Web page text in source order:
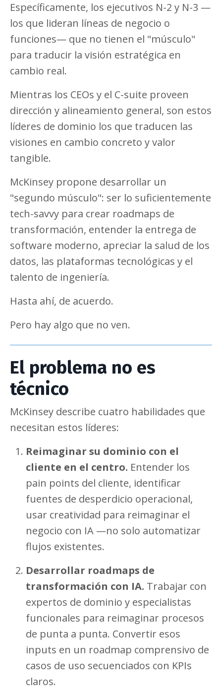
Específicamente, los ejecutivos N-2 y N-3 —
los que lideran líneas de negocio o
funciones— que no tienen el "músculo"
para traducir la visión estratégica en
cambio real.
Mientras los CEOs y el C-suite proveen
dirección y alineamiento general, son estos
líderes de dominio los que traducen las
visiones en cambio concreto y valor
tangible.
McKinsey propone desarrollar un
"segundo músculo": ser lo suficientemente
tech-savvy para crear roadmaps de
transformación, entender la entrega de
software moderno, apreciar la salud de los
datos, las plataformas tecnológicas y el
talento de ingeniería.
Hasta ahí, de acuerdo.
Pero hay algo que no ven.
El problema no es
técnico
McKinsey describe cuatro habilidades que
necesitan estos líderes:
Reimaginar su dominio con el
cliente en el centro. Entender los
pain points del cliente, identificar
fuentes de desperdicio operacional,
usar creatividad para reimaginar el
negocio con IA —no solo automatizar
flujos existentes.
Desarrollar roadmaps de
transformación con IA. Trabajar con
expertos de dominio y especialistas
funcionales para reimaginar procesos
de punta a punta. Convertir esos
inputs en un roadmap comprensivo de
casos de uso secuenciados con KPIs
claros.